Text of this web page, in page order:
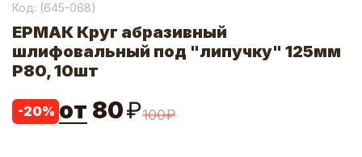
Код: (645-068)
ЕРМАК Круг абразивный
шлифовальный под "липучку" 125мм
Р80, 10шт
-20% от 80₽100₽